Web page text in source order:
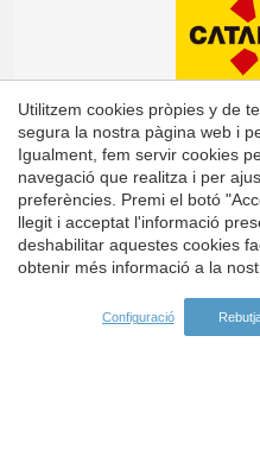
Utilitzem cookies pròpies y de
segura la nostra pàgina web i
Igualment, fem servir cookies
navegació que realitza i per
preferències. Premi el botó
llegit i acceptat l'informació
deshabilitar aquestes cookies
obtenir més informació a la
Configuració
Guardar configuració